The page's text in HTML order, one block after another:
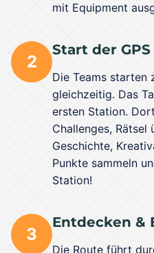
mit Equipment
2
Start der GPS
Die Teams
gleichzeitig. Das
ersten Station.
Challenges, Rätsel
Geschichte,
Punkte sammeln
Station!
3
Entdecken &
Die Route führt